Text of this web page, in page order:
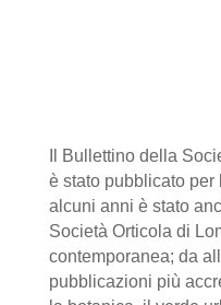
Il Bullettino della
è stato pubblicato
alcuni anni è stato
Società Orticola di
contemporanea; da
pubblicazioni più